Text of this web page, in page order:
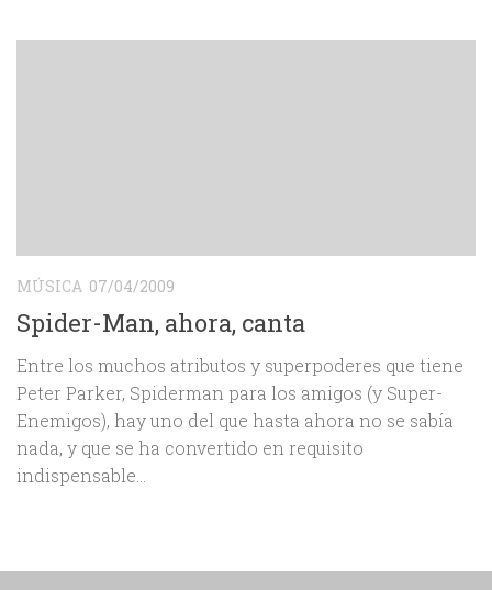
MÚSICA 07/04/2009
Spider-Man, ahora, canta
Entre los muchos atributos y superpoderes que tiene
Peter Parker, Spiderman para los amigos (y Super-
Enemigos), hay uno del que hasta ahora no se sabía
nada, y que se ha convertido en requisito
indispensable...